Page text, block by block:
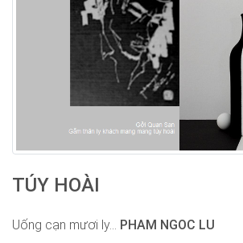
TÚY HOÀI
Uống cạn mươi ly... PHAM NGOC LU